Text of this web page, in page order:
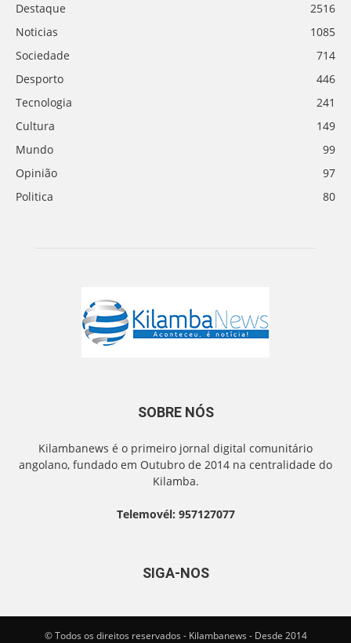
Destaque
2516
Noticias
1085
Sociedade
714
Desporto
446
Tecnologia
241
Cultura
149
Mundo
99
Opinião
97
Politica
80
SOBRE NÓS
Kilambanews é o primeiro jornal digital comunitário
angolano, fundado em Outubro de 2014 na centralidade do
Kilamba.
Telemovél: 957127077
SIGA-NOS
© Todos os direitos reservados - Kilambanews - Desde 2014